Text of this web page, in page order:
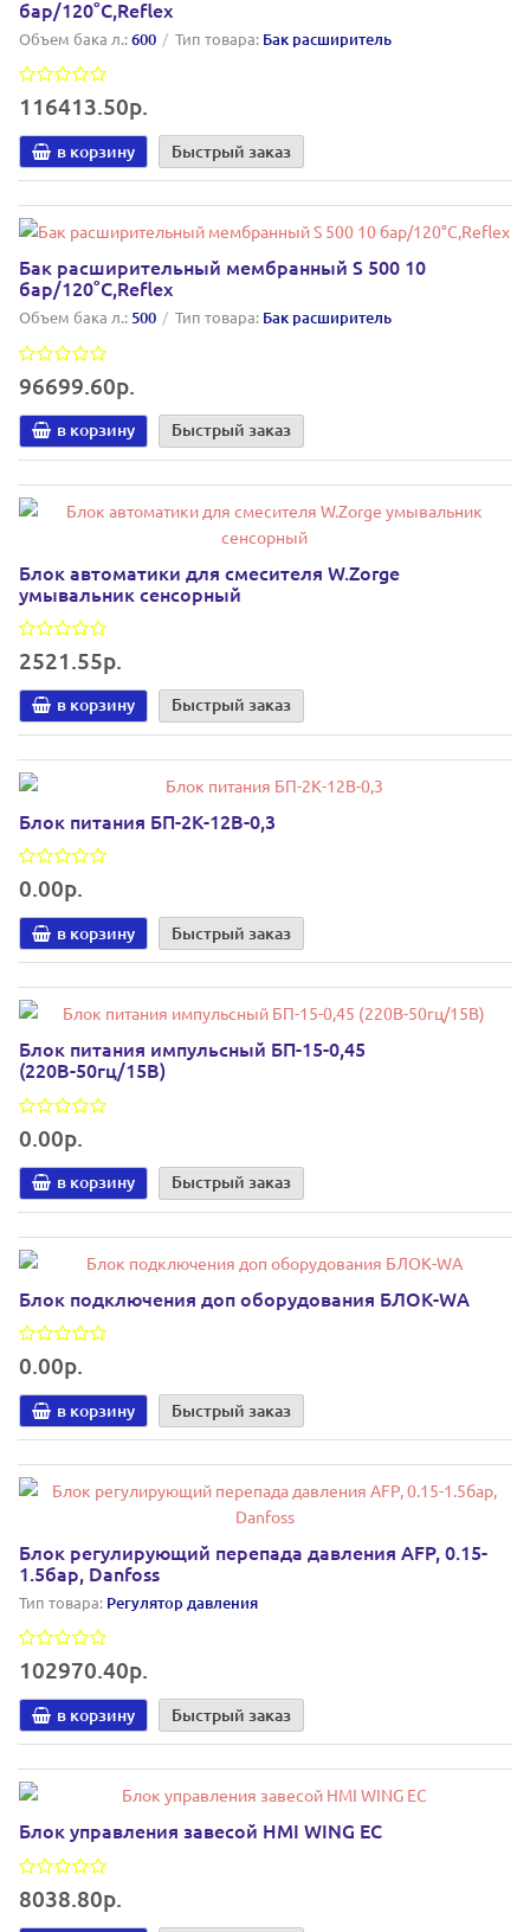
бар/120°C,Reflex
Объем бака л.:600 Тип товара: Бак расширитель
116413.50р.
в корзину Быстрый заказ
Бак расширительный мембранный S 500 10
бар/120°C,Reflex
Объем бака л.:500 Тип товара: Бак расширитель
96699.60р.
в корзину Быстрый заказ
Блок автоматики для смесителя W.Zorge
умывальник сенсорный
2521.55р.
в корзину Быстрый заказ
Блок питания БП-2К-12В-0,3
0.00р.
в корзину Быстрый заказ
Блок питания импульсный БП-15-0,45
(220В-50гц/15В)
0.00р.
в корзину Быстрый заказ
Блок подключения доп оборудования БЛОК-WA
0.00р.
в корзину Быстрый заказ
Блок регулирующий перепада давления AFP, 0.15-
1.5бар, Danfoss
Тип товара: Регулятор давления
102970.40р.
в корзину Быстрый заказ
Блок управления завесой HMI WING EC
8038.80р.